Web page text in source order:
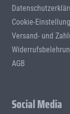
Cookie-
Versand- und
AGB
Social Media